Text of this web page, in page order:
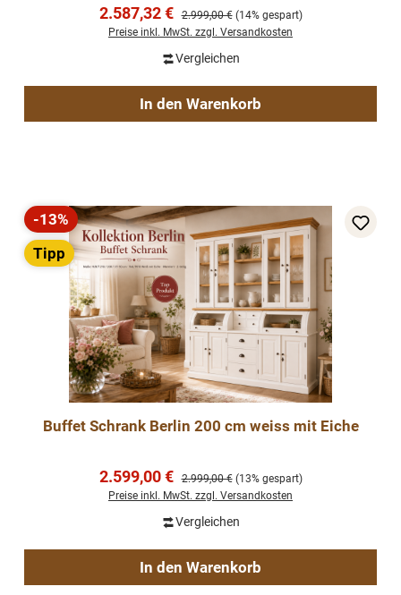
Verkaufspreis:
2.587,32 € Regulärer Preis:
2.999,00 € (14% gespart)
Preise inkl. MwSt. zzgl. Versandkosten
Vergleichen
In den Warenkorb
Rabatt
-13%
Tipp
Buffet Schrank Berlin 200 cm weiss mit Eiche
Verkaufspreis:
2.599,00 € Regulärer Preis:
2.999,00 € (13% gespart)
Preise inkl. MwSt. zzgl. Versandkosten
Vergleichen
In den Warenkorb